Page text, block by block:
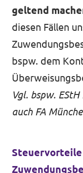
geltend
diesen Fällen
bspw. dem
Vgl. bspw. EStH
auch FA
Steuervorteile